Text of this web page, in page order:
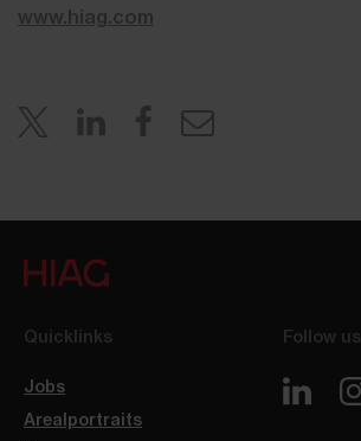
www.hiag.com
Quicklinks
Jobs
Arealportraits
Follow us